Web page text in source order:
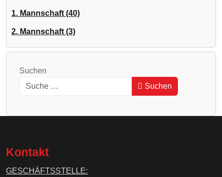
1. Mannschaft (40)
2. Mannschaft (3)
Suchen
Suchen
Kontakt
GESCHÄFTSSTELLE: